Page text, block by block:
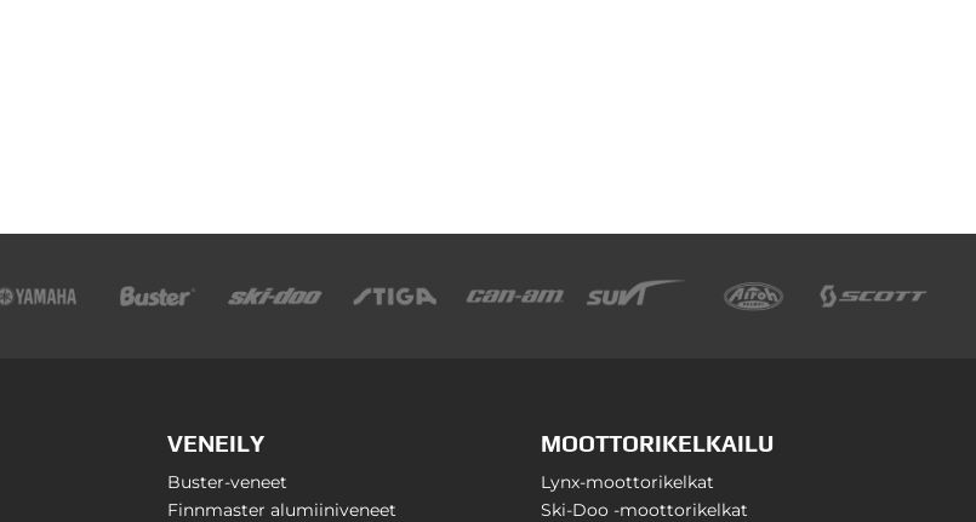
VENEILY
Buster-veneet
Finnmaster alumiiniveneet
MOOTTORIKELKAILU
Lynx-moottorikelkat
Ski-Doo -moottorikelkat